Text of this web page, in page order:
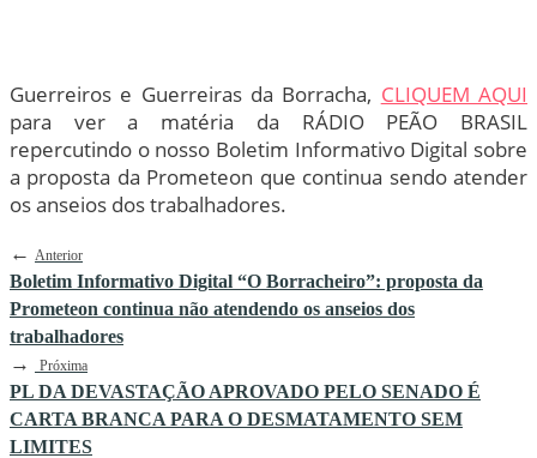
Guerreiros e Guerreiras da Borracha, CLIQUEM AQUI
para ver a matéria da RÁDIO PEÃO BRASIL
repercutindo o nosso Boletim Informativo Digital sobre
a proposta da Prometeon que continua sendo atender
os anseios dos trabalhadores.
← Anterior
Boletim Informativo Digital “O Borracheiro”: proposta da
Prometeon continua não atendendo os anseios dos
trabalhadores
→ Próxima
PL DA DEVASTAÇÃO APROVADO PELO SENADO É
CARTA BRANCA PARA O DESMATAMENTO SEM
LIMITES